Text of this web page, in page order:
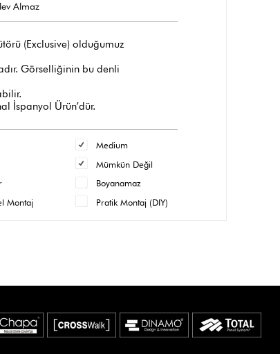
Almaz
(Exclusive) olduğumuz
Görselliğinin bu denli
İspanyol Ürün’dür.
Medium
Mümkün Değil
Boyanamaz
Montaj Pratik Montaj (DIY)